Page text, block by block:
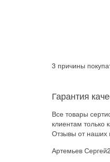
3 причины
Гарантия
Все товары
клиентам только
Отзывы от наших
Артемьев Сергей